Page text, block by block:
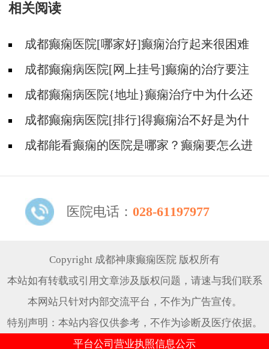
相关阅读
成都癫痫医院[哪家好]癫痫治疗起来很困难
吗?成都癫痫病医院[网上挂号]癫痫的治疗要注
意什么?
成都癫痫病医院{地址}癫痫治疗中为什么还
是犯病?
成都癫痫病医院[排行]得癫痫治不好是为什
么?成都能看癫痫的医院是哪家？癫痫要怎么进
医院电话： 028-61197977
Copyright 成都神康癫痫医院 版权所有
本站如有转载或引用文章涉及版权问题，请速与我们联系
本网站只针对内部交流平台，不作为广告宣传。
特别声明：本站内容仅供参考，不作为诊断及医疗依据。
平台公司营业执照信息公示